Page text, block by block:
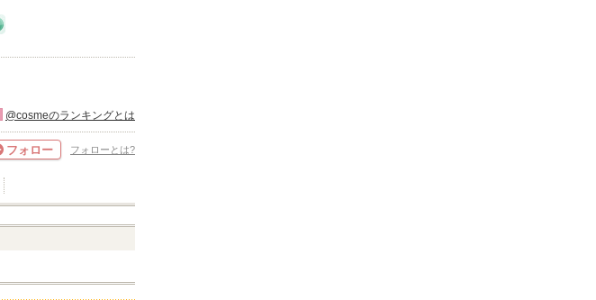
@cosmeのランキングとは
フォロー フォローとは?